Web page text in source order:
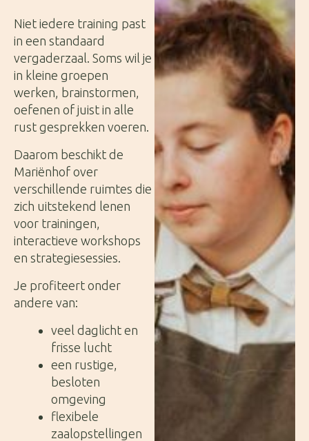
Niet iedere training past
in een standaard
vergaderzaal. Soms wil je
in kleine groepen
werken, brainstormen,
oefenen of juist in alle
rust gesprekken voeren.
Daarom beschikt de
Mariënhof over
verschillende ruimtes die
zich uitstekend lenen
voor trainingen,
interactieve workshops
en strategiesessies.
Je profiteert onder
andere van:
veel daglicht en
frisse lucht
een rustige,
besloten
omgeving
flexibele
zaalopstellingen